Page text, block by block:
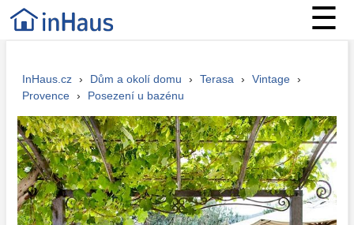
☰
InHaus.cz › Dům a okolí domu › Terasa › Vintage ›
Provence › Posezení u bazénu